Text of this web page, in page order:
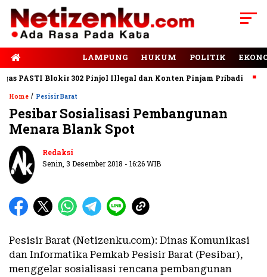
LAMPUNG HUKUM POLITIK
PASTI Blokir 302 Pinjol Illegal dan Konten Pinjam Pribadi
Home / Pesisir Barat
Pesibar Sosialisasi Pembangunan
Menara Blank Spot
Redaksi
Senin, 3 Desember 2018 - 16:26 WIB
Pesisir Barat (Netizenku.com): Dinas Komunikasi
dan Informatika Pemkab Pesisir Barat (Pesibar),
menggelar sosialisasi rencana pembangunan